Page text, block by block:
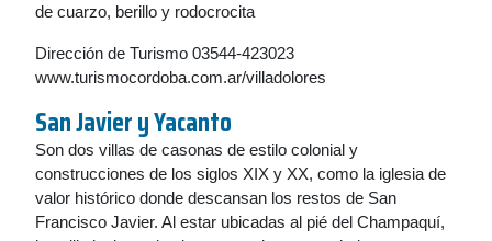
de cuarzo, berillo y rodocrocita
Dirección de Turismo 03544-423023
www.turismocordoba.com.ar/villadolores
San Javier yYacanto
Son dos villas de casonas de estilo colonial y
construcciones de los siglos XIX y XX, como la iglesia de
valor histórico donde descansan los restos de San
Francisco Javier. Al estar ubicadas al pié del Champaquí,